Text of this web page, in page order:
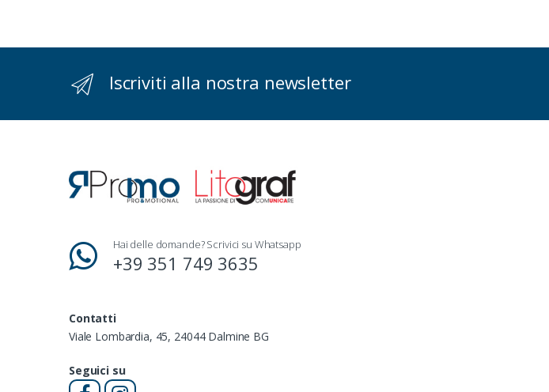
Iscriviti alla nostra newsletter
Hai delle domande? Scrivici su Whatsapp
+39 351 749 3635
Contatti
Viale Lombardia, 45, 24044 Dalmine BG
Seguici su